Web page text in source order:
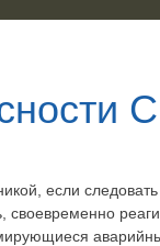
если
своевременно